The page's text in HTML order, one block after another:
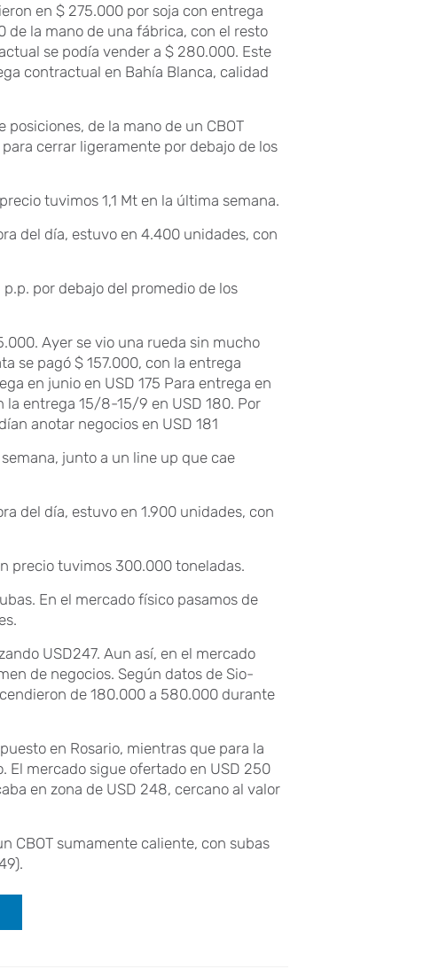
en $ 275.000 por soja con entrega
la mano de una fábrica, con el resto
se podía vender a $ 280.000. Este
contractual en Bahía Blanca, calidad
de la mano de un CBOT
cerrar ligeramente por debajo de los
tuvimos 1,1 Mt en la última semana.
del día, estuvo en 4.400 unidades, con
por debajo del promedio de los
Ayer se vio una rueda sin mucho
se pagó $ 157.000, con la entrega
en junio en USD 175 Para entrega en
la entrega 15/8-15/9 en USD 180. Por
anotar negocios en USD 181
junto a un line up que cae
del día, estuvo en 1.900 unidades, con
precio tuvimos 300.000 toneladas.
En el mercado físico pasamos de
USD247. Aun así, en el mercado
de negocios. Según datos de Sio-
de 180.000 a 580.000 durante
en Rosario, mientras que para la
El mercado sigue ofertado en USD 250
en zona de USD 248, cercano al valor
CBOT sumamente caliente, con subas